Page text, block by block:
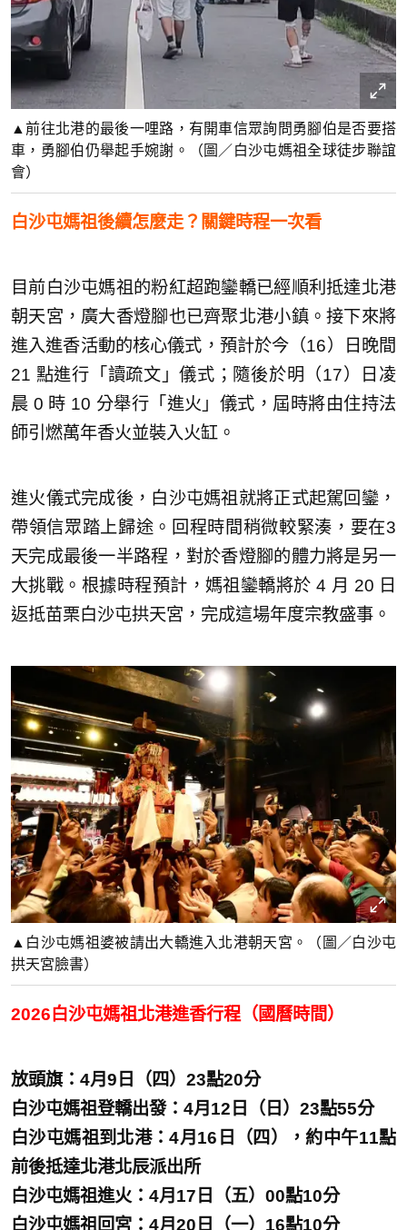
▲前往北港的最後一哩路，有開車信眾詢問勇腳伯是否要搭
車，勇腳伯仍舉起手婉謝。（圖／白沙屯媽祖全球徒步聯誼
會）
白沙屯媽祖後續怎麼走？關鍵時程一次看
目前白沙屯媽祖的粉紅超跑鑾轎已經順利抵達北港
朝天宮，廣大香燈腳也已齊聚北港小鎮。接下來將
進入進香活動的核心儀式，預計於今（16）日晚間
21 點進行「讀疏文」儀式；隨後於明（17）日凌
晨 0 時 10 分舉行「進火」儀式，屆時將由住持法
師引燃萬年香火並裝入火缸。
進火儀式完成後，白沙屯媽祖就將正式起駕回鑾，
帶領信眾踏上歸途。回程時間稍微較緊湊，要在3
天完成最後一半路程，對於香燈腳的體力將是另一
大挑戰。根據時程預計，媽祖鑾轎將於 4 月 20 日
返抵苗栗白沙屯拱天宮，完成這場年度宗教盛事。
▲白沙屯媽祖婆被請出大轎進入北港朝天宮。（圖／白沙屯
拱天宮臉書）
2026白沙屯媽祖北港進香行程（國曆時間）
放頭旗：4月9日（四）23點20分
白沙屯媽祖登轎出發：4月12日（日）23點55分
白沙屯媽祖到北港：4月16日（四），約中午11點
前後抵達北港北辰派出所
白沙屯媽祖進火：4月17日（五）00點10分
白沙屯媽祖回宮：4月20日（一）16點10分